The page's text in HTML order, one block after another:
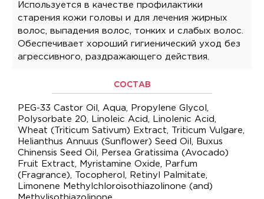
Используется в качестве профилактики
старения кожи головы и для лечения жирных
волос, выпадения волос, тонких и слабых волос.
Обеспечивает хороший гигиенический уход без
агрессивного, раздражающего действия.
СОСТАВ
PEG-33 Castor Oil, Aqua, Propylene Glycol,
Polysorbate 20, Linoleic Acid, Linolenic Acid,
Wheat (Triticum Sativum) Extract, Triticum Vulgare,
Helianthus Annuus (Sunflower) Seed Oil, Buxus
Chinensis Seed Oil, Persea Gratissima (Avocado)
Fruit Extract, Myristamine Oxide, Parfum
(Fragrance), Tocopherol, Retinyl Palmitate,
Limonene Methylchloroisothiazolinone (and)
Methylisothiazolinone.